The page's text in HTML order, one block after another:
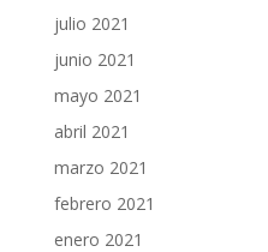
julio 2021
junio 2021
mayo 2021
abril 2021
marzo 2021
febrero 2021
enero 2021